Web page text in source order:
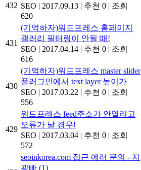
432 SEO | 2017.09.13 | 추천 0 | 조회
620
431
(기억하자)워드프레스 홈페이지
갤러리 필터링이 안될 때!
SEO | 2017.04.14 | 추천 0 | 조회
616
430
(기억하자)워드프레스 master slider
플러그인에서 text layer 높이가
SEO | 2017.03.22 | 추천 0 | 조회
556
429
워드프레스 feed주소가 안열리고
오류가 날 경우!
SEO | 2017.03.04 | 추천 0 | 조회
572
seoinkorea.com 접근 에러 문의 - 지
광빠 (1)